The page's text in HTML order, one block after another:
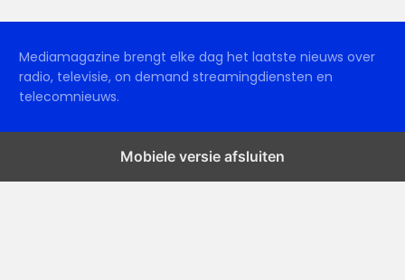
Mediamagazine brengt elke dag het laatste nieuws over
radio, televisie, on demand streamingdiensten en
telecomnieuws.
Mobiele versie afsluiten